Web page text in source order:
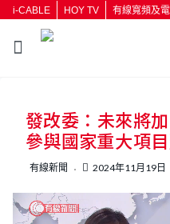
i-CABLE HOY TV 有線寬頻及
按輸
發改委：未來將
參與國家重大項
有線新聞 2024年11月19日